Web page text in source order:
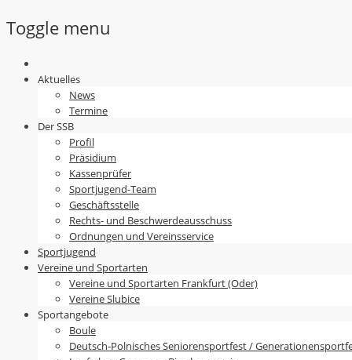
Toggle menu
Skip
Aktuelles
News
Termine
Der SSB
Profil
Präsidium
Kassenprüfer
Sportjugend-Team
Geschäftsstelle
Rechts- und Beschwerdeausschuss
Ordnungen und Vereinsservice
Sportjugend
Vereine und Sportarten
Vereine und Sportarten Frankfurt (Oder)
Vereine Slubice
Sportangebote
Boule
Deutsch-Polnisches Seniorensportfest /